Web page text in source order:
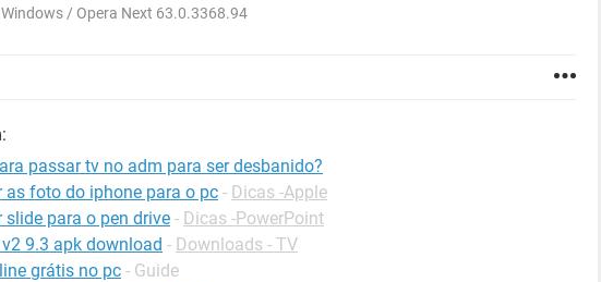
Windows / Opera Next 63.0.3368.94
passar tv no adm para ser desbanido?
as foto do iphone para o pc - Dicas -Apple
slide para o pen drive - Dicas -PowerPoint
9.3 apk download - Downloads - TV
grátis no pc - Guide